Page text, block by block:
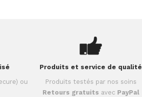
ou
Produits et service de qualité
Produits testés par nos soins
Retours gratuits avec PayPal